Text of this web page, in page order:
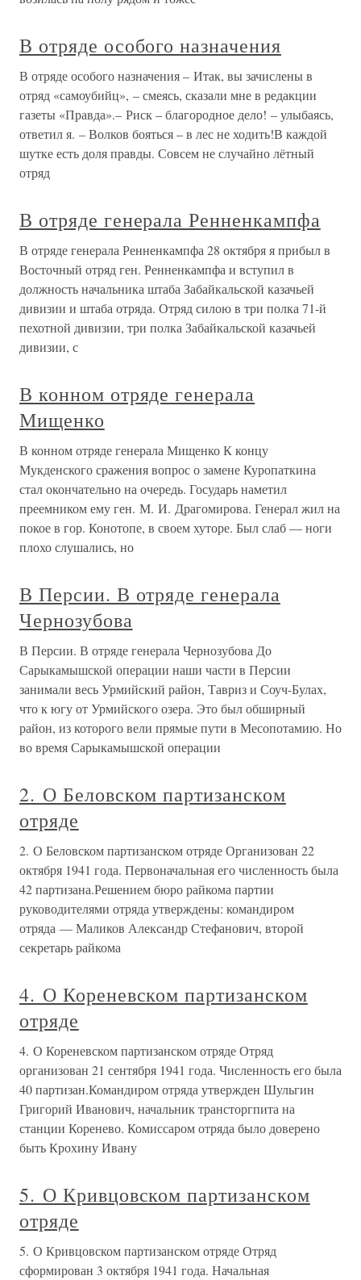
В отряде особого назначения
В отряде особого назначения – Итак, вы зачислены в
отряд «самоубийц», – смеясь, сказали мне в редакции
газеты «Правда».– Риск – благородное дело! – улыбаясь,
ответил я. – Волков бояться – в лес не ходить!В каждой
шутке есть доля правды. Совсем не случайно лётный
отряд
В отряде генерала Ренненкампфа
В отряде генерала Ренненкампфа 28 октября я прибыл в
Восточный отряд ген. Ренненкампфа и вступил в
должность начальника штаба Забайкальской казачьей
дивизии и штаба отряда. Отряд силою в три полка 71-й
пехотной дивизии, три полка Забайкальской казачьей
дивизии, с
В конном отряде генерала
Мищенко
В конном отряде генерала Мищенко К концу
Мукденского сражения вопрос о замене Куропаткина
стал окончательно на очередь. Государь наметил
преемником ему ген. М. И. Драгомирова. Генерал жил на
покое в гор. Конотопе, в своем хуторе. Был слаб — ноги
плохо слушались, но
В Персии. В отряде генерала
Чернозубова
В Персии. В отряде генерала Чернозубова До
Сарыкамышской операции наши части в Персии
занимали весь Урмийский район, Тавриз и Соуч-Булах,
что к югу от Урмийского озера. Это был обширный
район, из которого вели прямые пути в Месопотамию. Но
во время Сарыкамышской операции
2. О Беловском партизанском
отряде
2. О Беловском партизанском отряде Организован 22
октября 1941 года. Первоначальная его численность была
42 партизана.Решением бюро райкома партии
руководителями отряда утверждены: командиром
отряда — Маликов Александр Стефанович, второй
секретарь райкома
4. О Кореневском партизанском
отряде
4. О Кореневском партизанском отряде Отряд
организован 21 сентября 1941 года. Численность его была
40 партизан.Командиром отряда утвержден Шульгин
Григорий Иванович, начальник трансторгпита на
станции Коренево. Комиссаром отряда было доверено
быть Крохину Ивану
5. О Кривцовском партизанском
отряде
5. О Кривцовском партизанском отряде Отряд
сформирован 3 октября 1941 года. Начальная